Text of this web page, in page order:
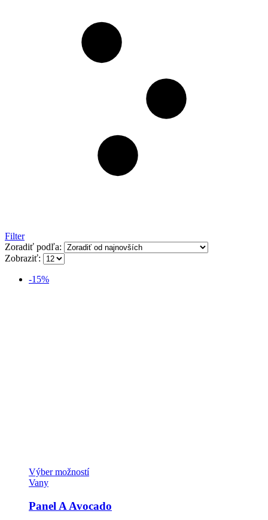
Filter
Zoradiť podľa:
Zobraziť:
-15%
Výber možnostíTento
viacero
variantov.
Vany
Panel A Avocado